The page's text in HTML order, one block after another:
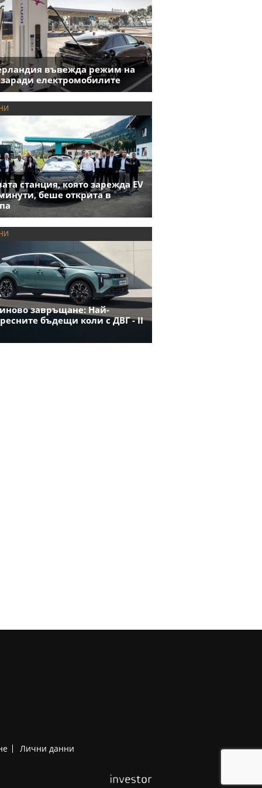
въвежда режим на
заради електромобилите
станция, която зарежда EV
беше открита в
завръщане: Най-
бъдещи коли с ДВГ - II
Лични данни